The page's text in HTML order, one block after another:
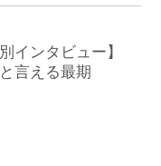
インタビュー】
言える最期